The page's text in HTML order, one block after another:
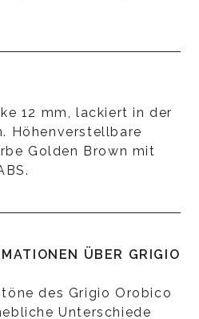
12 mm, lackiert in der
Höhenverstellbare
Golden Brown mit
ÜBER GRIGIO
des Grigio Orobico
Unterschiede